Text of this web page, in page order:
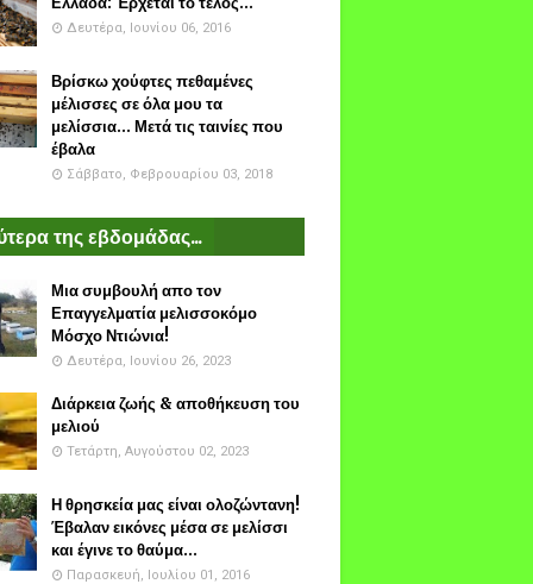
Δευτέρα, Ιουνίου 06, 2016
Βρίσκω χούφτες πεθαμένες
μέλισσες σε όλα μου τα
μελίσσια... Μετά τις ταινίες που
έβαλα
Σάββατο, Φεβρουαρίου 03, 2018
της εβδομάδας...
Μια συμβουλή απο τον
Επαγγελματία μελισσοκόμο
Μόσχο Ντιώνια!
Δευτέρα, Ιουνίου 26, 2023
Διάρκεια ζωής & αποθήκευση του
μελιού
Τετάρτη, Αυγούστου 02, 2023
Η θρησκεία μας είναι ολοζώντανη!
Έβαλαν εικόνες μέσα σε μελίσσι
και έγινε το θαύμα...
Παρασκευή, Ιουλίου 01, 2016